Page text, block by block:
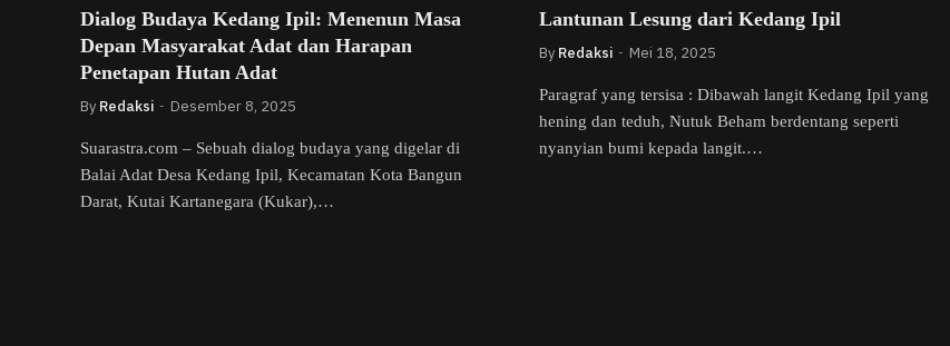
Dialog Budaya Kedang Ipil: Menenun Masa
Depan Masyarakat Adat dan Harapan
Penetapan Hutan Adat
By Redaksi Desember 8, 2025
Suarastra.com – Sebuah dialog budaya yang digelar di
Balai Adat Desa Kedang Ipil, Kecamatan Kota Bangun
Darat, Kutai Kartanegara (Kukar),…
Lantunan Lesung dari Kedang Ipil
By Redaksi Mei 18, 2025
Paragraf yang tersisa : Dibawah langit Kedang Ipil yang
hening dan teduh, Nutuk Beham berdentang seperti
nyanyian bumi kepada langit.…